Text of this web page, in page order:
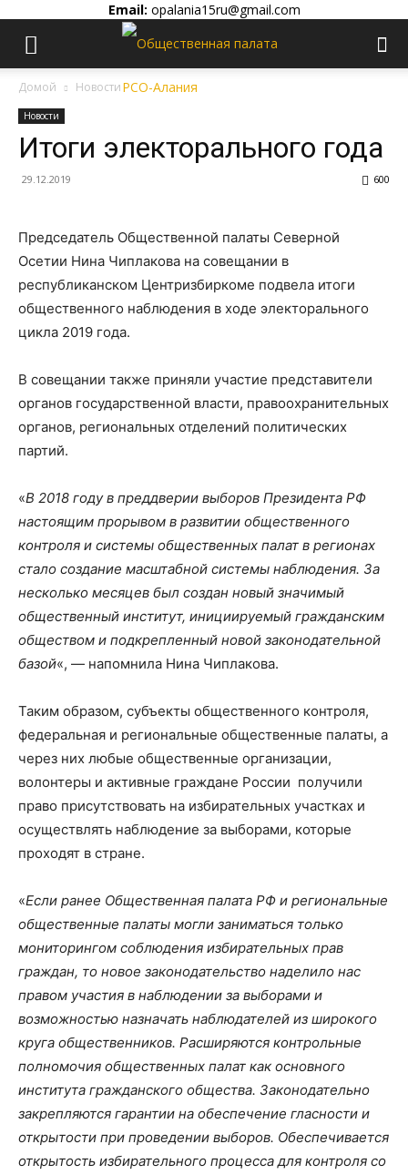
Email: opalania15ru@gmail.com
Домой Новости
Новости
Итоги электорального года
29.12.2019 600
Председатель Общественной палаты Северной
Осетии Нина Чиплакова на совещании в
республиканском Центризбиркоме подвела итоги
общественного наблюдения в ходе электорального
цикла 2019 года.
В совещании также приняли участие представители
органов государственной власти, правоохранительных
органов, региональных отделений политических
партий.
«В 2018 году в преддверии выборов Президента РФ
настоящим прорывом в развитии общественного
контроля и системы общественных палат в регионах
стало создание масштабной системы наблюдения. За
несколько месяцев был создан новый значимый
общественный институт, инициируемый гражданским
обществом и подкрепленный новой законодательной
базой«, — напомнила Нина Чиплакова.
Таким образом, субъекты общественного контроля,
федеральная и региональные общественные палаты, а
через них любые общественные организации,
волонтеры и активные граждане России получили
право присутствовать на избирательных участках и
осуществлять наблюдение за выборами, которые
проходят в стране.
«Если ранее Общественная палата РФ и региональные
общественные палаты могли заниматься только
мониторингом соблюдения избирательных прав
граждан, то новое законодательство наделило нас
правом участия в наблюдении за выборами и
возможностью назначать наблюдателей из широкого
круга общественников. Расширяются контрольные
полномочия общественных палат как основного
института гражданского общества. Законодательно
закрепляются гарантии на обеспечение гласности и
открытости при проведении выборов. Обеспечивается
открытость избирательного процесса для контроля со